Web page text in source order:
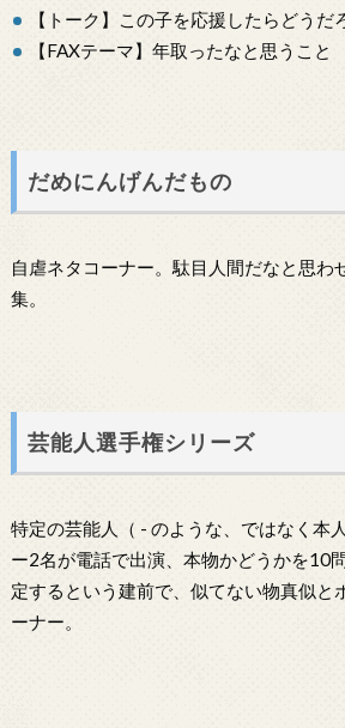
【トーク】この子を応援したらどうだ
【FAXテーマ】年取ったなと思うこと
だめにんげんだもの
自虐ネタコーナー。駄目人間だなと思わ
集。
芸能人選手権シリーズ
特定の芸能人（ - のような、ではなく本
ー2名が電話で出演、本物かどうかを10
定するという建前で、似てない物真似と
ーナー。